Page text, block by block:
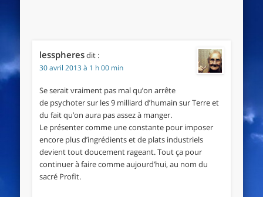
lesspheresdit :
30 avril 2013 à 1 h 00 min
Se serait vraiment pas mal qu’on arrête
de psychoter sur les 9 milliard d’humain sur Terre et
du fait qu’on aura pas assez à manger.
Le présenter comme une constante pour imposer
encore plus d’ingrédients et de plats industriels
devient tout doucement rageant. Tout ça pour
continuer à faire comme aujourd’hui, au nom du
sacré Profit.